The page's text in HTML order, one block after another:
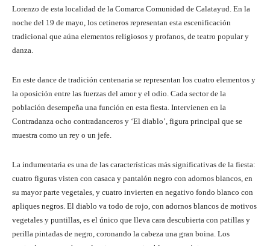
Lorenzo de esta localidad de la Comarca Comunidad de Calatayud. En la
noche del 19 de mayo, los cetineros representan esta escenificación
tradicional que aúna elementos religiosos y profanos, de teatro popular y
danza.
En este dance de tradición centenaria se representan los cuatro elementos y
la oposición entre las fuerzas del amor y el odio. Cada sector de la
población desempeña una función en esta fiesta. Intervienen en la
Contradanza ocho contradanceros y ‘El diablo’, figura principal que se
muestra como un rey o un jefe.
La indumentaria es una de las características más significativas de la fiesta:
cuatro figuras visten con casaca y pantalón negro con adornos blancos, en
su mayor parte vegetales, y cuatro invierten en negativo fondo blanco con
apliques negros. El diablo va todo de rojo, con adornos blancos de motivos
vegetales y puntillas, es el único que lleva cara descubierta con patillas y
perilla pintadas de negro, coronando la cabeza una gran boina. Los